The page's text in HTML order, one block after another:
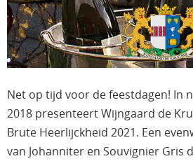
Net op tijd voor de feestdagen! In
2018 presenteert Wijngaard de
Brute Heerlijckheid 2021. Een
van Johanniter en Souvignier Gris